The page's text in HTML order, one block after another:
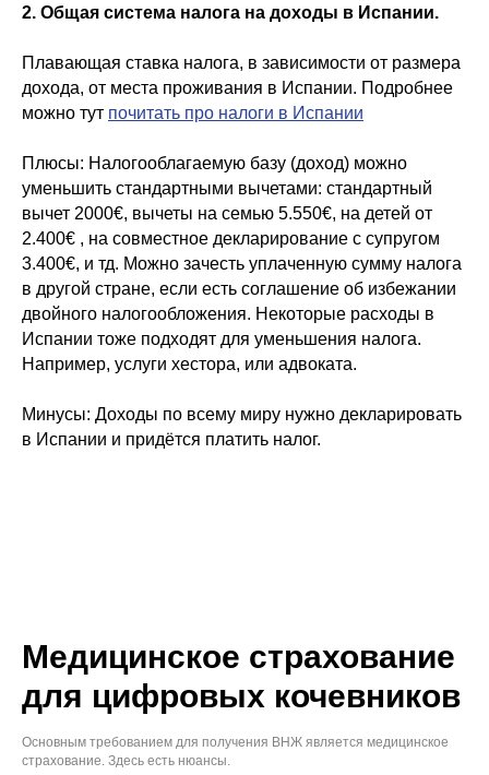
2. Общая система налога на доходы в Испании.
Плавающая ставка налога, в зависимости от размера
дохода, от места проживания в Испании. Подробнее
можно тут почитать про налоги в Испании
Плюсы: Налогооблагаемую базу (доход) можно
уменьшить стандартными вычетами: стандартный
вычет 2000€, вычеты на семью 5.550€, на детей от
2.400€ , на совместное декларирование с супругом
3.400€, и тд. Можно зачесть уплаченную сумму налога
в другой стране, если есть соглашение об избежании
двойного налогообложения. Некоторые расходы в
Испании тоже подходят для уменьшения налога.
Например, услуги хестора, или адвоката.
Минусы: Доходы по всему миру нужно декларировать
в Испании и придётся платить налог.
Медицинское страхование
для цифровых кочевников
Основным требованием для получения ВНЖ является медицинское
страхование. Здесь есть нюансы.